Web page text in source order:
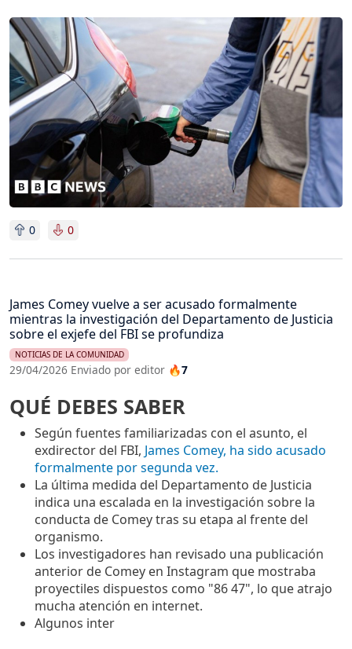
Imagen
0 0
James Comey vuelve a ser acusado formalmente
mientras la investigación del Departamento de Justicia
sobre el exjefe del FBI se profundiza
NOTICIAS DE LA COMUNIDAD
29/04/2026 Enviado por editor 🔥7
QUÉ DEBES SABER
Según fuentes familiarizadas con el asunto, el
exdirector del FBI, James Comey, ha sido acusado
formalmente por segunda vez.
La última medida del Departamento de Justicia
indica una escalada en la investigación sobre la
conducta de Comey tras su etapa al frente del
organismo.
Los investigadores han revisado una publicación
anterior de Comey en Instagram que mostraba
proyectiles dispuestos como "86 47", lo que atrajo
mucha atención en internet.
Algunos inter